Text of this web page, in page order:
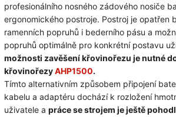
profesionálního nosného zádového nosiče
ergonomického postroje. Postroj je opatřen
ramenních popruhů i bederního pásu a
popruhů optimálně pro konkrétní postavu
možnosti zavěšení křovinořezu je nutné
křovinořezyAHP1500.
Tímto alternativním způsobem připojení
kabelu a adaptéru dochází k rozložení
uživatele a práce se strojem je ještě